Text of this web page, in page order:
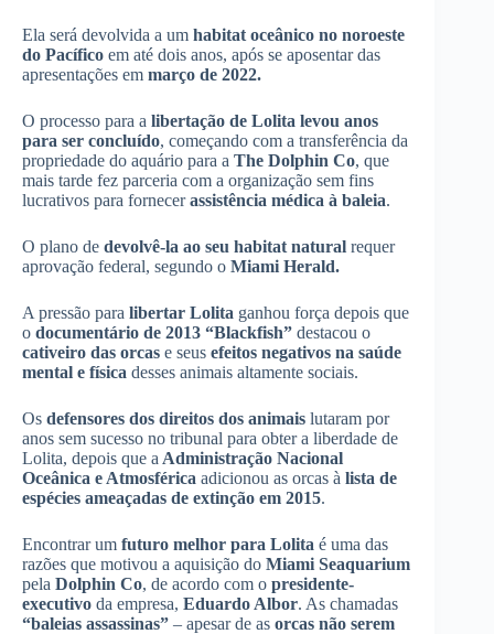
Ela será devolvida a um habitat oceânico no noroeste
do Pacífico em até dois anos, após se aposentar das
apresentações em março de 2022.
O processo para a libertação de Lolita levou anos
para ser concluído, começando com a transferência da
propriedade do aquário para a The Dolphin Co, que
mais tarde fez parceria com a organização sem fins
lucrativos para fornecerassistência médica à baleia.
O plano de devolvê-la ao seu habitat natural requer
aprovação federal, segundo o Miami Herald.
A pressão para libertar Lolita ganhou força depois que
o documentário de 2013 “Blackfish” destacou o
cativeiro das orcas e seus efeitos negativos na saúde
mental e física desses animais altamente sociais.
Os defensores dos direitos dos animais lutaram por
anos sem sucesso no tribunal para obter a liberdade de
Lolita, depois que a Administração Nacional
Oceânica e Atmosférica adicionou as orcas à lista de
espécies ameaçadas de extinção em 2015.
Encontrar um futuro melhor para Lolita é uma das
razões que motivou a aquisição do Miami Seaquarium
pela Dolphin Co, de acordo com o presidente-
executivo da empresa, Eduardo Albor. As chamadas
“baleias assassinas” – apesar de as orcas não serem